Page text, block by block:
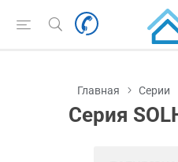
Главная Серии
Серия